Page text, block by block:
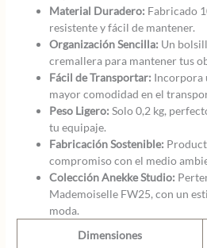
Material Duradero: Fabricado
resistente y fácil de mantener.
Organización Sencilla: Un
cremallera para mantener tus
Fácil de Transportar: Incorpora
mayor comodidad en el
Peso Ligero: Solo 0,2 kg,
tu equipaje.
Fabricación Sostenible:
compromiso con el medio
Colección Anekke Studio:
Mademoiselle FW25, con un
moda.
Dimensiones